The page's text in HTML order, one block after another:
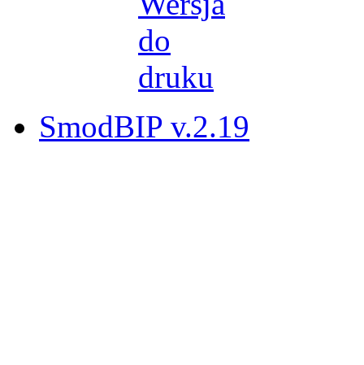
SmodBIP v.2.19